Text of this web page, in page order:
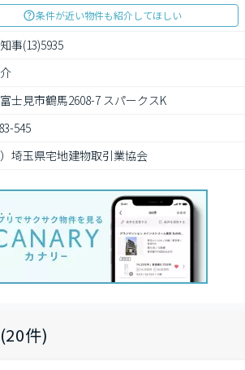
条件が近い物件も紹介してほしい
事(13)5935
士見市鶴馬2608-7 スパークスK
545
）埼玉県宅地建物取引業協会
件)